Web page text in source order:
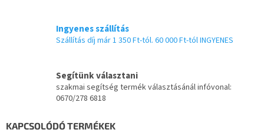
Ingyenes szállítás
Szállítás díj már 1 350 Ft-tól. 60 000 Ft-tól INGYENES
Segítünk választani
szakmai segítség termék választásánál infóvonal:
0670/278 6818
KAPCSOLÓDÓ TERMÉKEK